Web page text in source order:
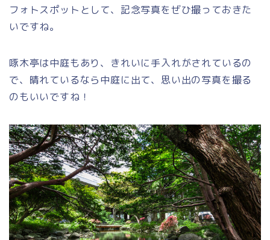
フォトスポットとして、記念写真をぜひ撮っておきた
いですね。
啄木亭は中庭もあり、きれいに手入れがされているの
で、晴れているなら中庭に出て、思い出の写真を撮る
のもいいですね！